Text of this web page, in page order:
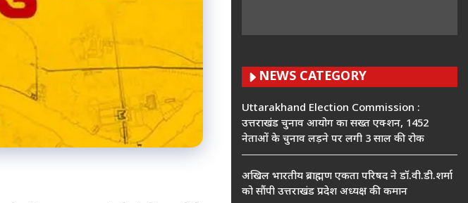
NEWS CATEGORY
Uttarakhand Election Commission :
उत्तराखंड चुनाव आयोग का सख्त एक्शन, 1452
नेताओं के चुनाव लड़ने पर लगी 3 साल की रोक
अखिल भारतीय ब्राह्मण एकता परिषद ने डॉ.वी.डी.शर्मा
को सौंपी उत्तराखंड प्रदेश अध्यक्ष की कमान